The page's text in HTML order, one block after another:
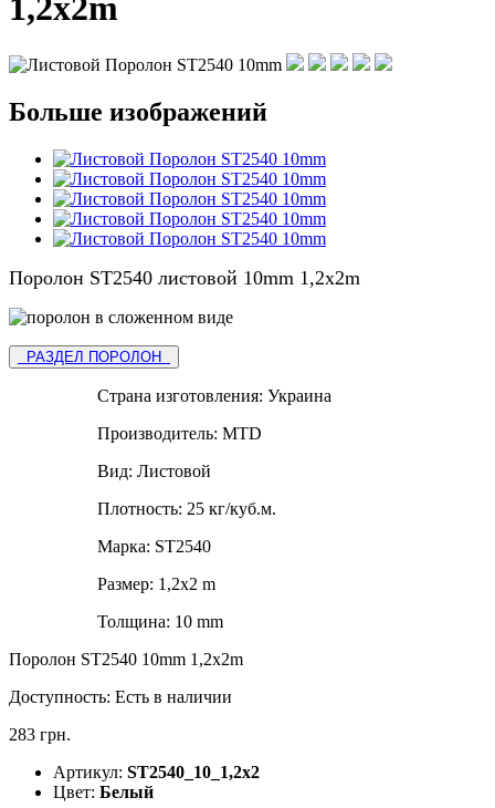
1,2x2m
Больше изображений
Поролон ST2540 листовой 10mm 1,2х2m
РАЗДЕЛ ПОРОЛОН
Страна изготовления: Украина
Производитель: MTD
Вид: Листовой
Плотность: 25 кг/куб.м.
Марка: ST2540
Размер: 1,2х2 m
Толщина: 10 mm
Поролон ST2540 10mm 1,2x2m
Доступность: Есть в наличии
283 грн.
Артикул: ST2540_10_1,2х2
Цвет: Белый